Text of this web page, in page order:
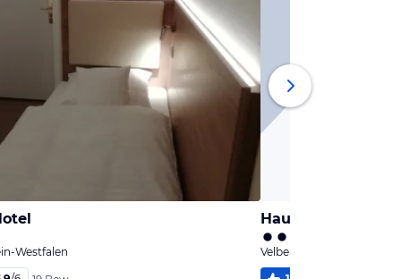
Westfalen
Haus Sondermann
Velbert, Nordrhein-